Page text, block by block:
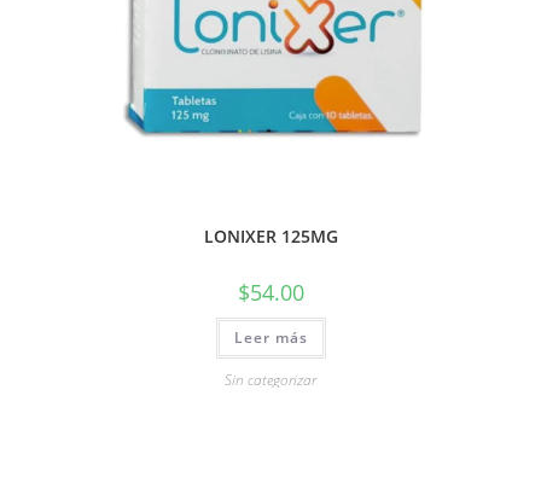
LONIXER 125MG
$54.00
Leer más
Sin categorizar